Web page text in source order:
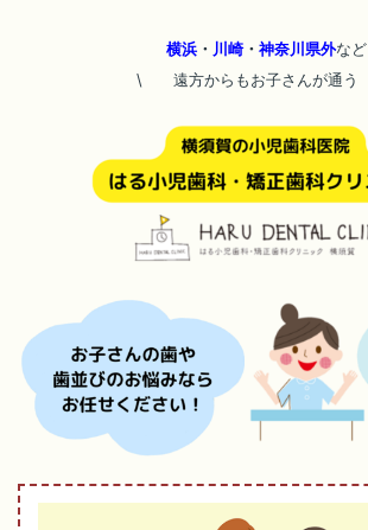
横浜・ 川崎・ 神奈川県外など
\ 遠方からもお子さんが通う